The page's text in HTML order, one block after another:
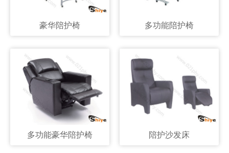
豪华陪护椅 多功能陪护椅
多功能豪华陪护椅 陪护沙发床